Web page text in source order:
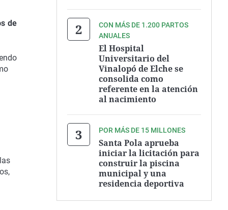
de
CON MÁS DE 1.200 PARTOS
ANUALES
El Hospital
Universitario del
Vinalopó de Elche se
consolida como
referente en la atención
al nacimiento
POR MÁS DE 15 MILLONES
Santa Pola aprueba
iniciar la licitación para
construir la piscina
municipal y una
residencia deportiva